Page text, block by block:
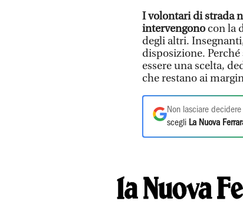
I volontari di strada
intervengonocon la
degli altri.
disposizione. Perché
essere una scelta,
che restano ai
Non lasciare
scegli La Nuova